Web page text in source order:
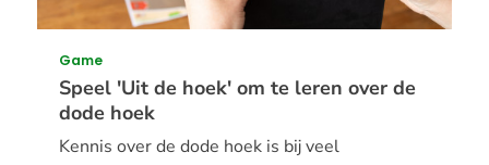
Speel 'Uit de hoek' om te leren over de
dode hoek
Game
Kennis over de dode hoek is bij veel